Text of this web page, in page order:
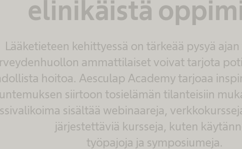
elinikäistä
Lääketieteen kehittyessä on tärkeää pysyä
ammattilaiset voivat tarjota
hoitoa. Aesculap Academy tarjoaa
siirtoon tosielämän tilanteisiin
sisältää webinaareja,
järjestettäviä kursseja, kuten
työpajoja ja symposiumeja.